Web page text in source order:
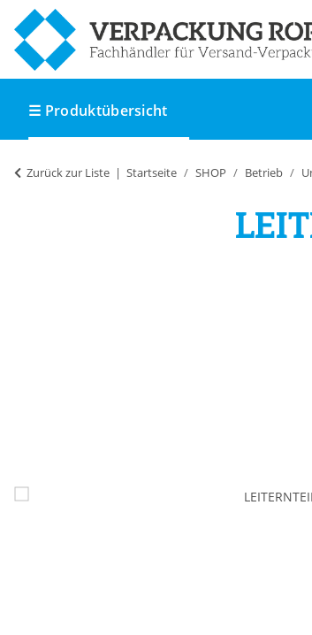
☰ Produktübersicht
Zurück zur Liste Startseite SHOP Betrieb